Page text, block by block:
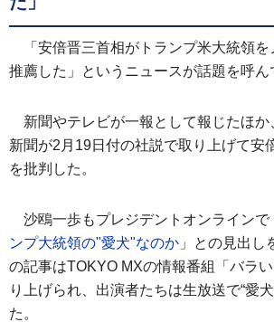
「安倍晋三首相がトランプ米大統領
推薦した」というニュースが話題を呼ん
新聞やテレビが一報として報じたほか
新聞が2月19日付の社説で取り上げて安
を批判した。
沙鴎一歩もプレジデントオンラインで
ンプ大統領の"愛犬"なのか 」との見出し
の記事はTOKYO MXの情報番組「バラ
り上げられ、出演者たちは生放送で“愛
た。